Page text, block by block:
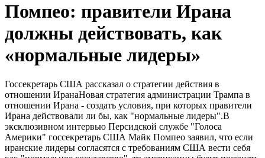
Помпео: правители Ирана
должны действовать, как
«нормальные лидеры»
Госсекретарь США рассказал о стратегии действия в
отношении ИранаНовая стратегия администрации Трампа в
отношении Ирана - создать условия, при которых правители
Ирана действовали ли бы, как "нормальные лидеры".B
эксклюзивном интервью Персидской службе "Голоса
Америки" госсекретарь США Майк Помпео заявил, что если
иранские лидеры согласятся с требованиям США вести себя